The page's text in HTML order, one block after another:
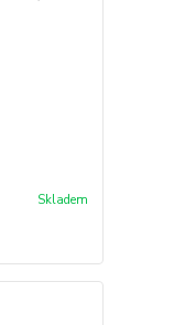
Skladem